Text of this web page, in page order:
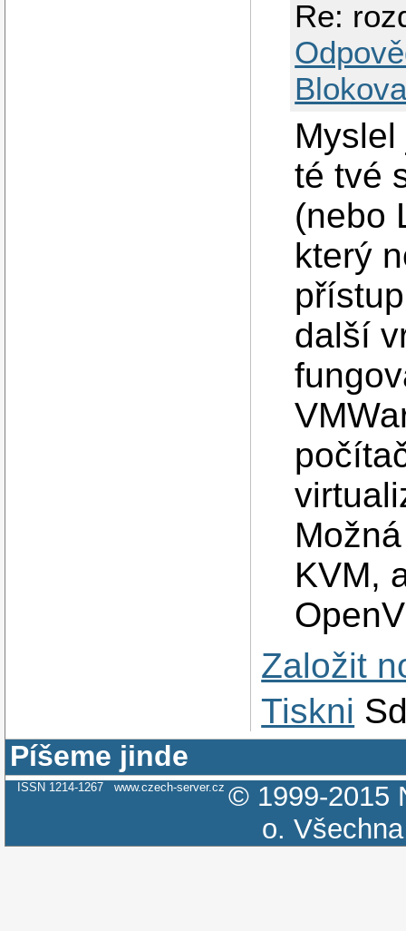
Re:
té tvé
(nebo
který
další
KVM,
Založit
Tiskni
Píšeme jinde
ISSN 1214-1267 www.czech-server.cz © 1999-2015
o.